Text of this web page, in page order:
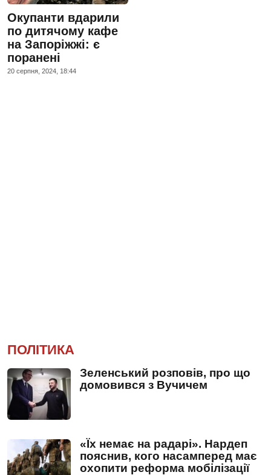
Окупанти вдарили
по дитячому кафе
на Запоріжжі: є
поранені
20 серпня, 2024, 18:44
ПОЛІТИКА
Зеленський розповів, про що
домовився з Вучичем
«Їх немає на радарі». Нардеп
пояснив, кого насамперед має
охопити реформа мобілізації